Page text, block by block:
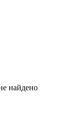
найдено